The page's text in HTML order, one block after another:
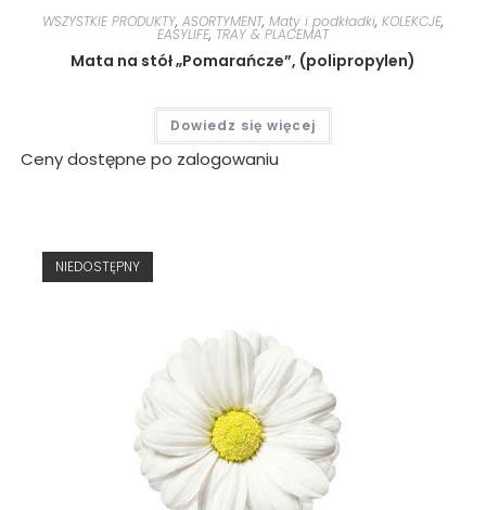
WSZYSTKIE PRODUKTY, ASORTYMENT, Maty i podkładki, KOLEKCJE,
EASYLIFE, TRAY & PLACEMAT
Mata na stół „Pomarańcze”, (polipropylen)
Dowiedz się więcej
Ceny dostępne po zalogowaniu
NIEDOSTĘPNY